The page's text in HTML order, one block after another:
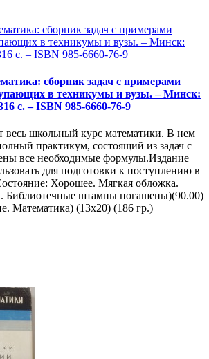
сборник задач с примерами
в техникумы и вузы. – Минск:
с. – ISBN 985-6660-76-9
весь школьный курс математики. В нем
практикум, состоящий из задач с
все необходимые формулы.Издание
для подготовки к поступлению в
Хорошее. Мягкая обложка.
Библиотечные штампы погашены)(90.00)
Математика) (13х20) (186 гр.)